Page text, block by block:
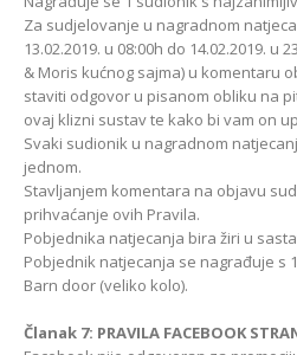
Za sudjelovanje u nagradnom
13.02.2019. u 08:00h do 14.02.2019.
& Moris kućnog sajma) u komentaru
staviti odgovor u pisanom obliku na
ovaj klizni sustav te kako bi vam on
Svaki sudionik u nagradnom
jednom.
Stavljanjem komentara na objavu
prihvaćanje ovih Pravila.
Pobjednika natjecanja bira žiri u
Pobjednik natjecanja se nagrađuje s
Barn door (veliko kolo).
Članak 7: PRAVILA FACEBOOK